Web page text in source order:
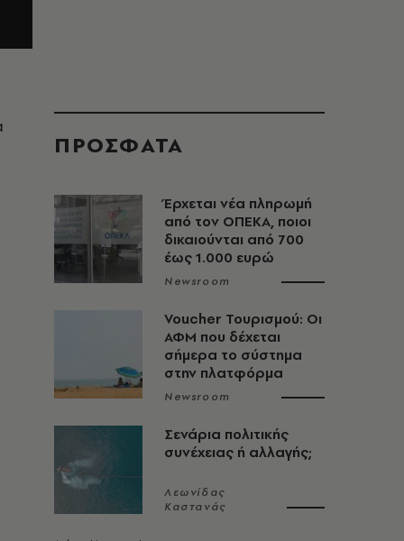
ΠΡΟΣΦΑΤΑ
Έρχεται νέα πληρωμή
από τον ΟΠΕΚΑ, ποιοι
δικαιούνται από 700
έως 1.000 ευρώ
Newsroom
Voucher Τουρισμού: Οι
ΑΦΜ που δέχεται
σήμερα το σύστημα
στην πλατφόρμα
Newsroom
Σενάρια πολιτικής
συνέχειας ή αλλαγής;
Λεωνίδας
Καστανάς